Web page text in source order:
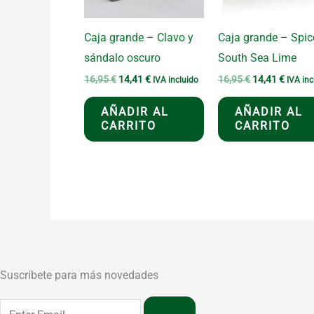
Caja grande – Clavo y
sándalo oscuro
16,95€ El
original
era:
16,95 €.
14,41 €El
actual
es:
14,41 €.
IVA incluido
AÑADIR AL
CARRITO
Caja grande –
South Sea Lime
16,95€ El
original
era:
16,95 €.
14,41 €El
actual
es:
14,41 €.
IVA
AÑADIR AL
CARRITO
Suscríbete para más novedades